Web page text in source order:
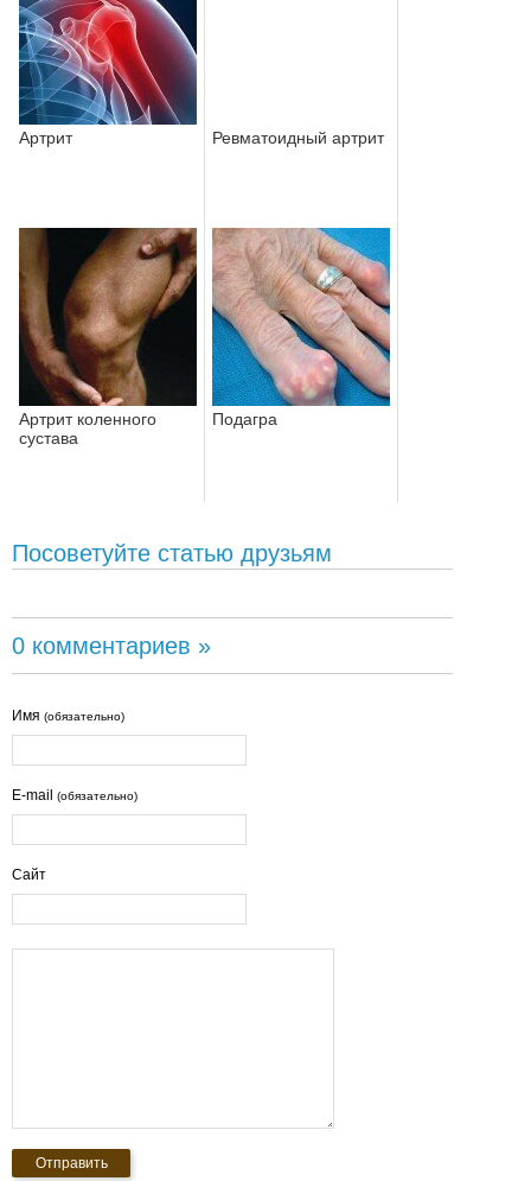
Артрит Ревматоидный артрит
Артрит коленного
сустава
Подагра
Посоветуйте статью друзьям
0 комментариев »
Имя (обязательно)
E-mail (обязательно)
Сайт